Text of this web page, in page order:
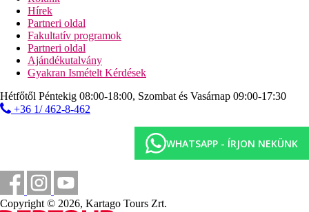
Szórakozás
Színház esti programmal közvetlenül a testvérszállodában, az
Impressive Punta Canában.
Gyerekklub 12 év alatti gyermekeknek, tinédzserklub 12-
16 éves gyermekeknek, gyermekfelügyelet felár ellenében
masszázsok és szépségápolási
Internet
Ingyenes:
Hírek
Partneri oldal
Fakultatív programok
Partneri oldal
Ajándékutalvány
Gyakran Ismételt Kérdések
Hétfőtől Péntekig 08:00-18:00, Szombat és Vasárnap 09:00-17:30
+36 1/ 462-8-462
WHATSAPP - ÍRJON NEKÜNK
Copyright © 2026, Kartago Tours Zrt.